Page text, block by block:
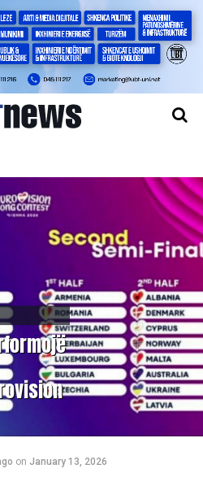
on January 13, 2026